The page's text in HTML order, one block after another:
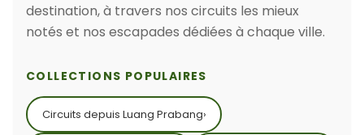
destination, à travers nos circuits les mieux
notés et nos escapades dédiées à chaque ville.
COLLECTIONS POPULAIRES
Circuits depuis Luang Prabang›